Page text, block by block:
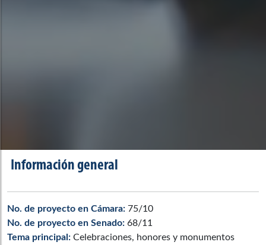
Información general
No. de proyecto en Cámara: 75/10
No. de proyecto en Senado: 68/11
Tema principal: Celebraciones, honores y monumentos